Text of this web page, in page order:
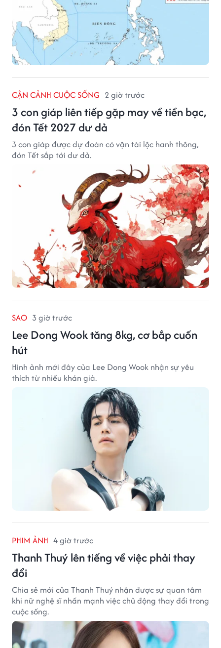
CẬN CẢNH CUỘC SỐNG 2 giờ trước
3 con giáp liên tiếp gặp may về tiền bạc,
đón Tết 2027 dư dả
3 con giáp được dự đoán có vận tài lộc hanh thông,
đón Tết sắp tới dư dả.
SAO 3 giờ trước
Lee Dong Wook tăng 8kg, cơ bắp cuốn
hút
Hình ảnh mới đây của Lee Dong Wook nhận sự yêu
thích từ nhiều khán giả.
PHIM ẢNH 4 giờ trước
Thanh Thuý lên tiếng về việc phải thay
đổi
Chia sẻ mới của Thanh Thuý nhận được sự quan tâm
khi nữ nghệ sĩ nhấn mạnh việc chủ động thay đổi trong
cuộc sống.